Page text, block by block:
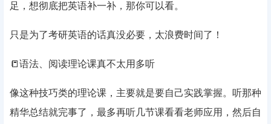
足，想彻底把英语补一补，那你可以看。
只是为了考研英语的话真没必要，太浪费时间了！
📒语法、阅读理论课真不太用多听
像这种技巧类的理论课，主要就是要自己实践掌握。听那种
精华总结就完事了，最多再听几节课看看老师应用，然后自